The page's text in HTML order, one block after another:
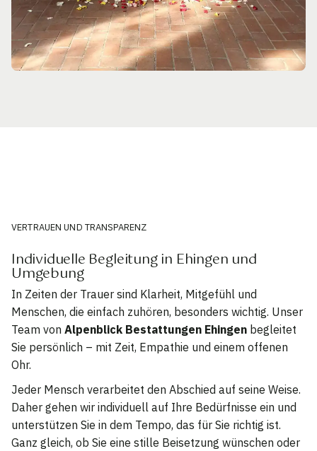
VERTRAUEN UND TRANSPARENZ
Individuelle Begleitung in Ehingen und
Umgebung
In Zeiten der Trauer sind Klarheit, Mitgefühl und
Menschen, die einfach zuhören, besonders wichtig. Unser
Team von Alpenblick Bestattungen Ehingen begleitet
Sie persönlich – mit Zeit, Empathie und einem offenen
Ohr.
Jeder Mensch verarbeitet den Abschied auf seine Weise.
Daher gehen wir individuell auf Ihre Bedürfnisse ein und
unterstützen Sie in dem Tempo, das für Sie richtig ist.
Ganz gleich, ob Sie eine stille Beisetzung wünschen oder